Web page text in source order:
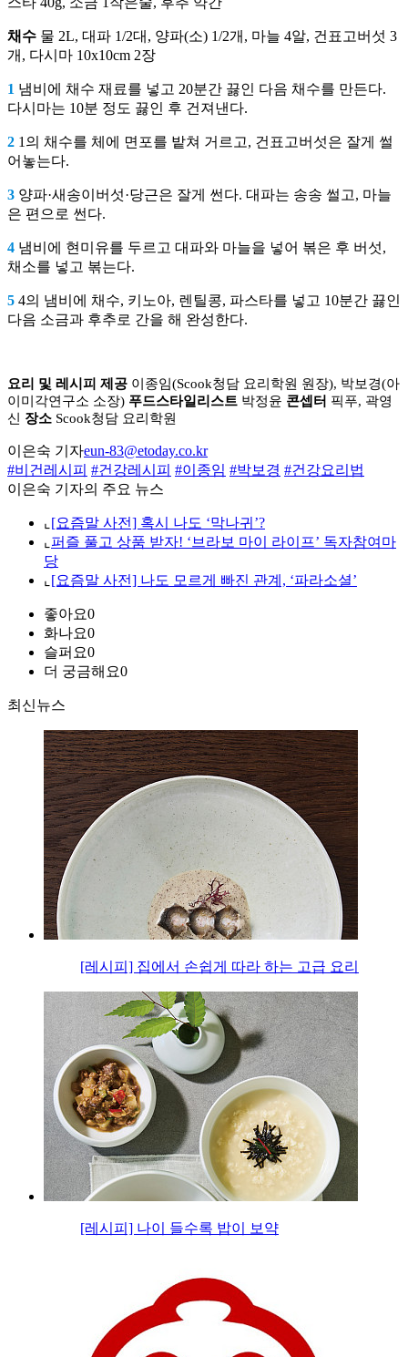
채수 물 2L, 대파 1/2대, 양파(소) 1/2개, 마늘 4알, 건표고버섯 3
개, 다시마 10x10cm 2장
1 냄비에 채수 재료를 넣고 20분간 끓인 다음 채수를 만든다.
다시마는 10분 정도 끓인 후 건져낸다.
2 1의 채수를 체에 면포를 밭쳐 거르고, 건표고버섯은 잘게 썰
어놓는다.
3 양파·새송이버섯·당근은 잘게 썬다. 대파는 송송 썰고, 마늘
은 편으로 썬다.
4 냄비에 현미유를 두르고 대파와 마늘을 넣어 볶은 후 버섯,
채소를 넣고 볶는다.
5 4의 냄비에 채수, 키노아, 렌틸콩, 파스타를 넣고 10분간 끓인
다음 소금과 후추로 간을 해 완성한다.
요리 및 레시피 제공 이종임(Scook청담 요리학원 원장), 박보경(아
이미각연구소 소장) 푸드스타일리스트 박정윤 콘셉터 픽푸, 곽영
신 장소 Scook청담 요리학원
이은숙 기자eun-83@etoday.co.kr
#비건레시피 #건강레시피 #이종임 #박보경 #건강요리법
이은숙 기자의 주요 뉴스
⌞ [요즘말 사전] 혹시 나도 ‘막나귀’?
⌞ 퍼즐 풀고 상품 받자! ‘브라보 마이 라이프’ 독자참여마
당
⌞ [요즘말 사전] 나도 모르게 빠진 관계, ‘파라소셜’
좋아요0
화나요0
슬퍼요0
더 궁금해요0
최신뉴스
[레시피] 집에서 손쉽게 따라 하는 고급 요리
[레시피] 나이 들수록 밥이 보약